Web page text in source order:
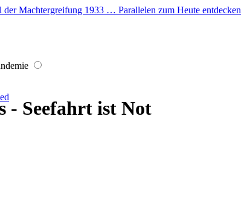
Machtergreifung 1933 … Parallelen zum Heute entdecken
- Seefahrt ist Not